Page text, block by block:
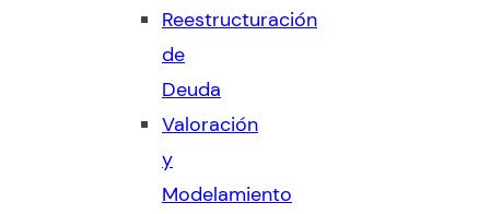
Reestructuración
de
Deuda
Valoración
y
Modelamiento